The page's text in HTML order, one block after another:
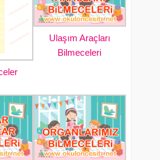
Ulaşım Araçları
Bilmeceleri